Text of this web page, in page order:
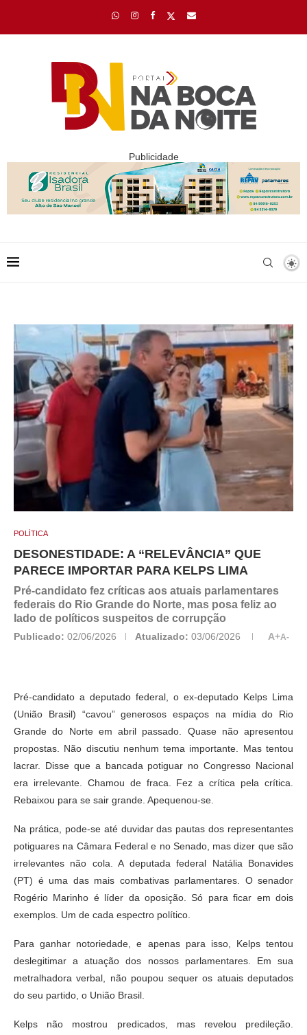
Publicidade
POLÍTICA
DESONESTIDADE: A “RELEVÂNCIA” QUE
PARECE IMPORTAR PARA KELPS LIMA
Pré-candidato fez críticas aos atuais parlamentares
federais do Rio Grande do Norte, mas posa feliz ao
lado de políticos suspeitos de corrupção
Publicado: 02/06/2026 Atualizado: 03/06/2026 A+A-
Pré-candidato a deputado federal, o ex-deputado Kelps Lima
(União Brasil) “cavou” generosos espaços na mídia do Rio
Grande do Norte em abril passado. Quase não apresentou
propostas. Não discutiu nenhum tema importante. Mas tentou
lacrar. Disse que a bancada potiguar no Congresso Nacional
era irrelevante. Chamou de fraca. Fez a crítica pela crítica.
Rebaixou para se sair grande. Apequenou-se.
Na prática, pode-se até duvidar das pautas dos representantes
potiguares na Câmara Federal e no Senado, mas dizer que são
irrelevantes não cola. A deputada federal Natália Bonavides
(PT) é uma das mais combativas parlamentares. O senador
Rogério Marinho é líder da oposição. Só para ficar em dois
exemplos. Um de cada espectro político.
Para ganhar notoriedade, e apenas para isso, Kelps tentou
deslegitimar a atuação dos nossos parlamentares. Em sua
metralhadora verbal, não poupou sequer os atuais deputados
do seu partido, o União Brasil.
Kelps não mostrou predicados, mas revelou predileção.